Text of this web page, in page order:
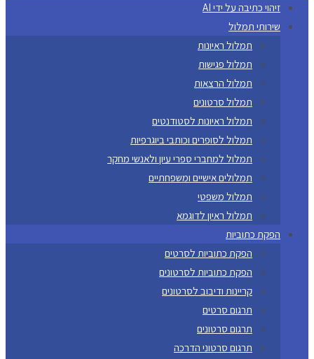
זיהוי כתיבה על ידי AI
שירותי תמלול
תמלול ראיונות
תמלול פגישות
תמלול הרצאות
תמלול סרטונים
תמלול ראיונות לסטודנטים
תמלול לסופרים וכותבי ביוגרפיות
תמלול למחברי ספרי עיון ולאנשי מחקר
תמלולים אישיים ומשפחתיים
תמלול משפטי
תמלול ראיון לדוגמא
הפקת כתוביות
הפקת כתוביות לסרטים
הפקת כתוביות לסרטונים
קריינות ודיבוב לסרטונים
תרגום סרטים
תרגום סרטונים
תרגום סרטוני הדרכה